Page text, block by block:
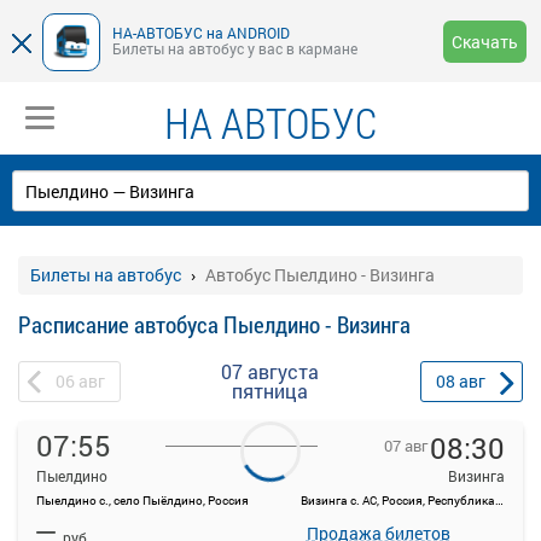
НА-АВТОБУС на ANDROID
Билеты на автобус у вас в кармане
Скачать
НА АВТОБУС
Билеты на автобус Автобус Пыелдино - Визинга
Расписание автобуса Пыелдино - Визинга
06 авг 07 августа
пятница 08 авг
07:55
Пыелдино
Пыелдино с., село Пыёлдино, Россия
07 авг08:30
Визинга
Визинга с. АС, Россия, Республика Коми, Сысольский район, село Визинга, ул 50 лет ВЛКСМ, 6
—
Продажа билетов
На данной странице вы можете ознакомиться с расписанием и
купить билет онлайн на автобус Пыелдино - Визинга.